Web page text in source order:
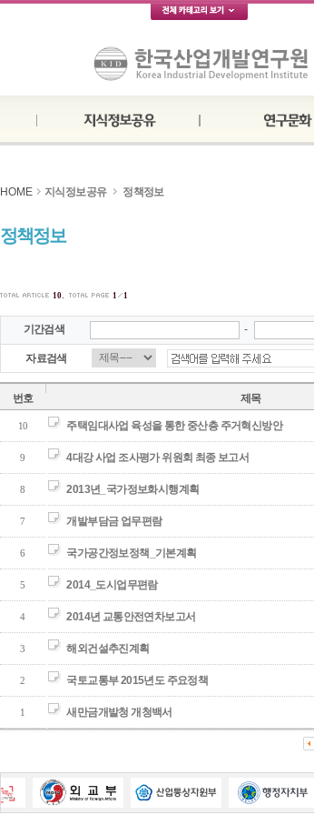
HOME 지식정보공유 정책정보
정책정보
10. 1 1
기간검색 -
자료검색
번호 제목
10 주택임대사업 육성을 통한 중산층 주거혁신방안
9 4대강 사업 조사평가 위원회 최종 보고서
8 2013년_국가정보화시행계획
7 개발부담금 업무편람
6 국가공간정보정책_기본계획
5 2014_도시업무편람
4 2014년 교통안전연차보고서
3 해외건설추진계획
2 국토교통부 2015년도 주요정책
1 새만금개발청 개청백서